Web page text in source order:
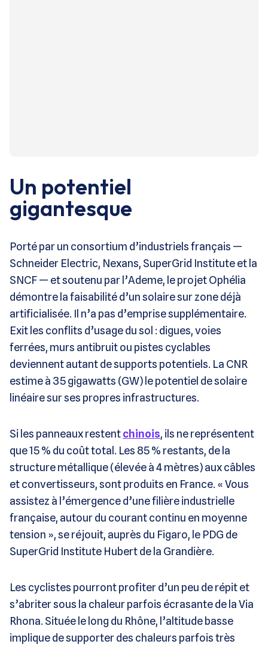
Un potentiel
gigantesque
Porté par un consortium d’industriels français —
Schneider Electric, Nexans, SuperGrid Institute et la
SNCF — et soutenu par l’Ademe, le projet Ophélia
démontre la faisabilité d’un solaire sur zone déjà
artificialisée. Il n’a pas d’emprise supplémentaire.
Exit les conflits d’usage du sol : digues, voies
ferrées, murs antibruit ou pistes cyclables
deviennent autant de supports potentiels. La CNR
estime à 35 gigawatts (GW) le potentiel de solaire
linéaire sur ses propres infrastructures.
Si les panneaux restentchinois, ils ne représentent
que 15 % du coût total. Les 85 % restants, de la
structure métallique (élevée à 4 mètres) aux câbles
et convertisseurs, sont produits en France. « Vous
assistez à l’émergence d’une filière industrielle
française, autour du courant continu en moyenne
tension », se réjouit, auprès du Figaro, le PDG de
SuperGrid Institute Hubert de la Grandière.
Les cyclistes pourront profiter d’un peu de répit et
s’abriter sous la chaleur parfois écrasante de la Via
Rhona. Située le long du Rhône, l’altitude basse
implique de supporter des chaleurs parfois très